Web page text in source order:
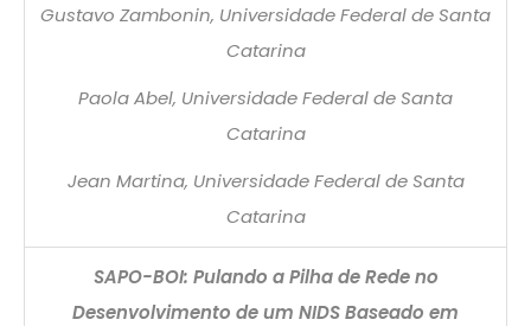
Gustavo Zambonin, Universidade Federal de Santa
Catarina
Paola Abel, Universidade Federal de Santa
Catarina
Jean Martina, Universidade Federal de Santa
Catarina
SAPO-BOI: Pulando a Pilha de Rede no
Desenvolvimento de um NIDS Baseado em